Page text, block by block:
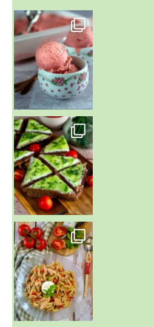
~ NICE CREAM À LA FRAISE ~
Presque un mois que
~ SALADE DE PÂTES AUX DEUX TOMATES THON ET BURRA